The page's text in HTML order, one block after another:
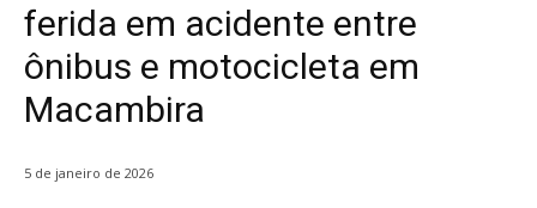
ferida em acidente entre
ônibus e motocicleta em
Macambira
5 de janeiro de 2026